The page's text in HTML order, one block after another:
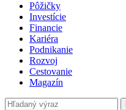
Pôžičky
Investície
Financie
Kariéra
Podnikanie
Rozvoj
Cestovanie
Magazín